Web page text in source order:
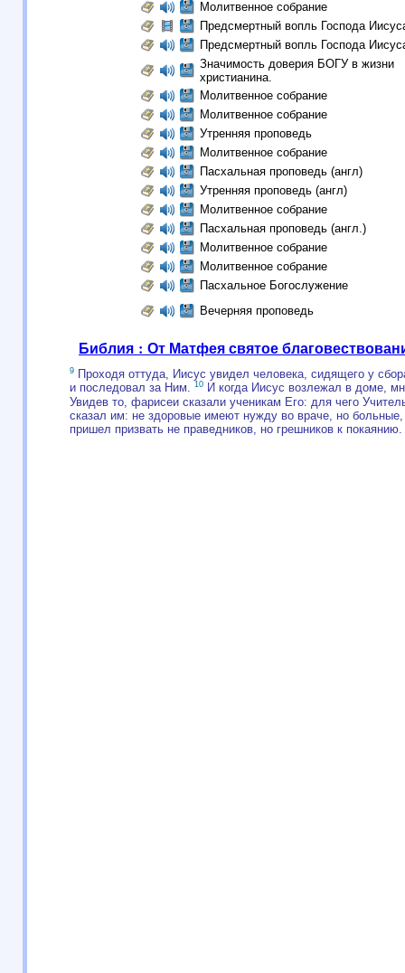
Молитвенное собрание
Предсмертный вопль Господа
Предсмертный вопль Господа
Значимость доверия БОГУ в жизни
христианина.
Молитвенное собрание
Молитвенное собрание
Утренняя проповедь
Молитвенное собрание
Пасхальная проповедь (англ)
Утренняя проповедь (англ)
Молитвенное собрание
Пасхальная проповедь (англ.)
Молитвенное собрание
Молитвенное собрание
Пасхальное Богослужение
Вечерняя проповедь
Библия : От Матфея святое
9 Проходя оттуда, Иисус увидел человека, сидящего у
и последовал за Ним. 10 И когда Иисус возлежал в доме,
Увидев то, фарисеи сказали ученикам Его: для чего
сказал им: не здоровые имеют нужду во враче, но
пришел призвать не праведников, но грешников к покаянию.